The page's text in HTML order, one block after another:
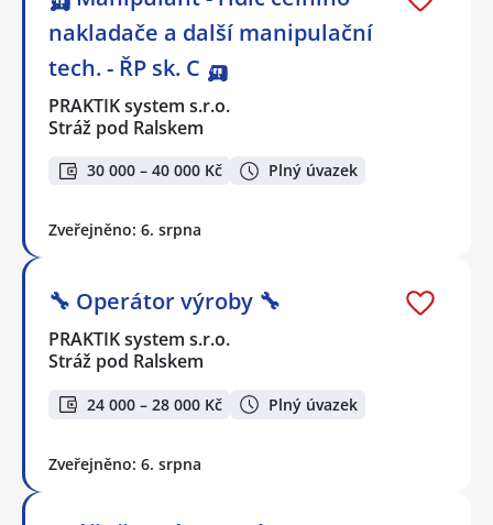
nakladače a další manipulační
tech. - ŘP sk. C 🛺
PRAKTIK system s.r.o.
Stráž pod Ralskem
30 000 – 40 000 Kč Plný úvazek
Zveřejněno: 6. srpna
🔧 Operátor výroby 🔧
PRAKTIK system s.r.o.
Stráž pod Ralskem
24 000 – 28 000 Kč Plný úvazek
Zveřejněno: 6. srpna